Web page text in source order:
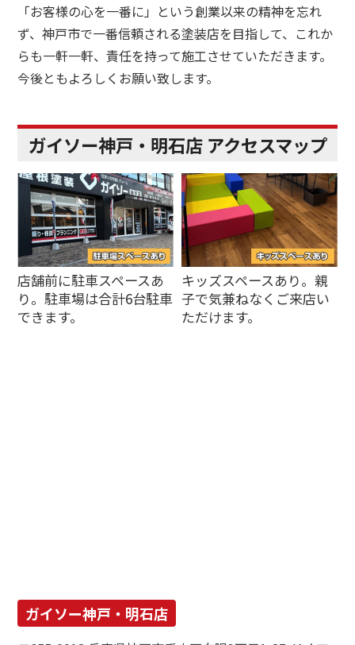
「お客様の心を一番に」という創業以来の精神を忘れ
ず、神戸市で一番信頼される塗装店を目指して、これか
らも一軒一軒、責任を持って施工させていただきます。
今後ともよろしくお願い致します。
ガイソー神戸・明石店 アクセスマップ
店舗前に駐車スペースあ
り。駐車場は合計6台駐車
できます。
キッズスペースあり。親
子で気兼ねなくご来店い
ただけます。
ガイソー神戸・明石店